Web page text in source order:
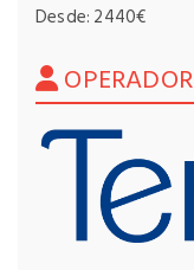
Desde: 2440€
OPERADOR